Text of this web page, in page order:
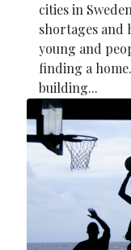
cities in
shortages and
young and
finding a
building...